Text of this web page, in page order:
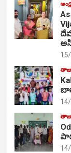
తాజా
తాజా